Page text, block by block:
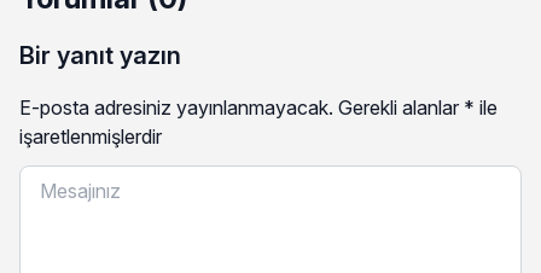
Bir yanıt yazın
E-posta adresiniz yayınlanmayacak. Gerekli alanlar * ile
işaretlenmişlerdir